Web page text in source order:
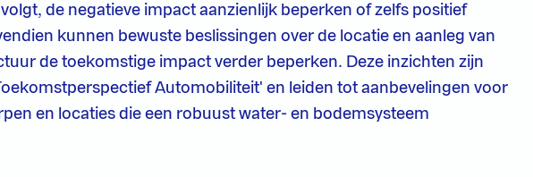
de negatieve impact aanzienlijk beperken of zelfs positief
kunnen bewuste beslissingen over de locatie en aanleg van
de toekomstige impact verder beperken. Deze inzichten zijn
Automobiliteit' en leiden tot aanbevelingen voor
en locaties die een robuust water- en bodemsysteem